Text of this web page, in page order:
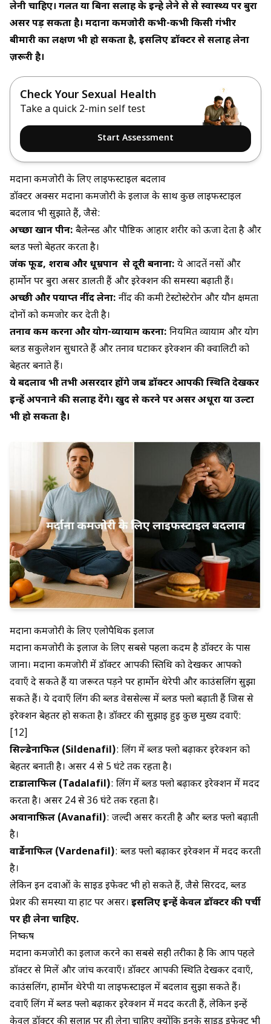
लेनी चाहिए। गलत या बिना सलाह के इन्हे लेने से से स्वास्थ्य पर बुरा
असर पड़ सकता है। मर्दाना कमजोरी कभी-कभी किसी गंभीर
बीमारी का लक्षण भी हो सकता है, इसलिए डॉक्टर से सलाह लेना
ज़रूरी है।
Check Your Sexual Health
Take a quick 2-min self test
Start Assessment
मर्दाना कमजोरी के लिए लाइफस्टाइल बदलाव
डॉक्टर अक्सर मर्दाना कमजोरी के इलाज के साथ कुछ लाइफस्टाइल
बदलाव भी सुझाते हैं, जैसे:
अच्छा खान पीन: बैलेन्स्ड और पौष्टिक आहार शरीर को ऊर्जा देता है और
ब्लड फ्लो बेहतर करता है।
जंक फूड, शराब और धूम्रपान से दूरी बनाना: ये आदतें नसों और
हार्मोन पर बुरा असर डालती हैं और इरेक्शन की समस्या बढ़ाती हैं।
अच्छी और पर्याप्त नींद लेना: नींद की कमी टेस्टोस्टेरोन और यौन क्षमता
दोनों को कमजोर कर देती है।
तनाव कम करना और योग-व्यायाम करना: नियमित व्यायाम और योग
ब्लड सर्कुलेशन सुधारते हैं और तनाव घटाकर इरेक्शन की क्वालिटी को
बेहतर बनाते हैं।
ये बदलाव भी तभी असरदार होंगे जब डॉक्टर आपकी स्थिति देखकर
इन्हें अपनाने की सलाह देंगे। खुद से करने पर असर अधूरा या उल्टा
भी हो सकता है।
मर्दाना कमजोरी के लिए एलोपैथिक इलाज
मर्दाना कमजोरी के इलाज के लिए सबसे पहला कदम है डॉक्टर के पास
जाना। मर्दाना कमजोरी में डॉक्टर आपकी स्तिथि को देखकर आपको
दवाएँ दे सकते हैं या जरूरत पड़ने पर हार्मोन थेरेपी और काउंसलिंग सुझा
सकते हैं। ये दवाएँ लिंग की ब्लड वेससेल्स में ब्लड फ्लो बढ़ाती हैं जिस से
इरेक्शन बेहतर हो सकता है। डॉक्टर की सुझाई हुई कुछ मुख्य दवाएँ:
[12]
सिल्डेनाफिल (Sildenafil): लिंग में ब्लड फ्लो बढ़ाकर इरेक्शन को
बेहतर बनाती है। असर 4 से 5 घंटे तक रहता है।
टाडालाफिल (Tadalafil): लिंग में ब्लड फ्लो बढ़ाकर इरेक्शन में मदद
करता है। असर 24 से 36 घंटे तक रहता है।
अवानाफ़िल (Avanafil): जल्दी असर करती है और ब्लड फ्लो बढ़ाती
है।
वार्डेनाफिल (Vardenafil): ब्लड फ्लो बढ़ाकर इरेक्शन में मदद करती
है।
लेकिन इन दवाओं के साइड इफेक्ट भी हो सकते हैं, जैसे सिरदर्द, ब्लड
प्रेशर की समस्या या हार्ट पर असर। इसलिए इन्हें केवल डॉक्टर की पर्ची
पर ही लेना चाहिए.
निष्कर्ष
मर्दाना कमजोरी का इलाज करने का सबसे सही तरीका है कि आप पहले
डॉक्टर से मिलें और जांच करवाएँ। डॉक्टर आपकी स्थिति देखकर दवाएँ,
काउंसलिंग, हार्मोन थेरेपी या लाइफस्टाइल में बदलाव सुझा सकते हैं।
दवाएँ लिंग में ब्लड फ्लो बढ़ाकर इरेक्शन में मदद करती हैं, लेकिन इन्हें